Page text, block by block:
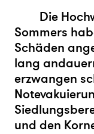
Die
Sommers
Schäden
lang
erzwangen
und den